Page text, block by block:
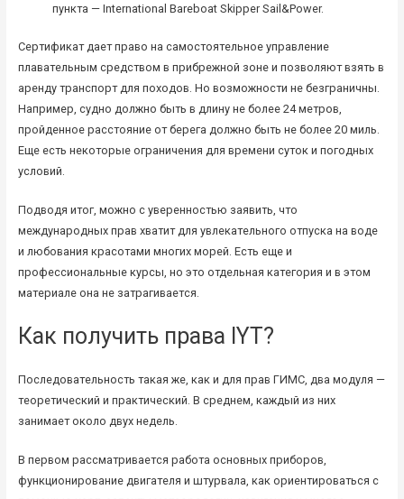
пункта — International Bareboat Skipper Sail&Power.
Сертификат дает право на самостоятельное управление
плавательным средством в прибрежной зоне и позволяют взять в
аренду транспорт для походов. Но возможности не безграничны.
Например, судно должно быть в длину не более 24 метров,
пройденное расстояние от берега должно быть не более 20 миль.
Еще есть некоторые ограничения для времени суток и погодных
условий.
Подводя итог, можно с уверенностью заявить, что
международных прав хватит для увлекательного отпуска на воде
и любования красотами многих морей. Есть еще и
профессиональные курсы, но это отдельная категория и в этом
материале она не затрагивается.
Как получить права IYT?
Последовательность такая же, как и для прав ГИМС, два модуля —
теоретический и практический. В среднем, каждый из них
занимает около двух недель.
В первом рассматривается работа основных приборов,
функционирование двигателя и штурвала, как ориентироваться с